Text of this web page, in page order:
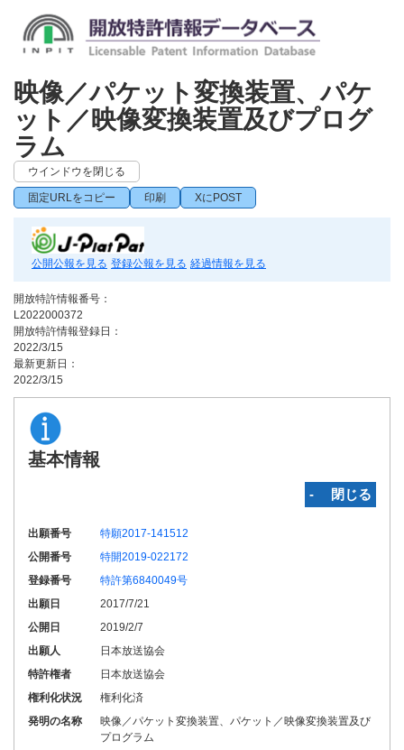
映像／パケット変換装置、パケ
ット／映像変換装置及びプログ
ラム
ウインドウを閉じる
固定URLをコピー 印刷 XにPOST
公開公報を見る 登録公報を見る 経過情報を見る
開放特許情報番号：
L2022000372
開放特許情報登録日：
2022/3/15
最新更新日：
2022/3/15
基本情報
‐ 閉じる
出願番号
特願2017-141512
公開番号
特開2019-022172
登録番号
特許第6840049号
出願日
2017/7/21
公開日
2019/2/7
出願人
日本放送協会
特許権者
日本放送協会
権利化状況
権利化済
発明の名称
映像／パケット変換装置、パケット／映像変換装置及び
プログラム